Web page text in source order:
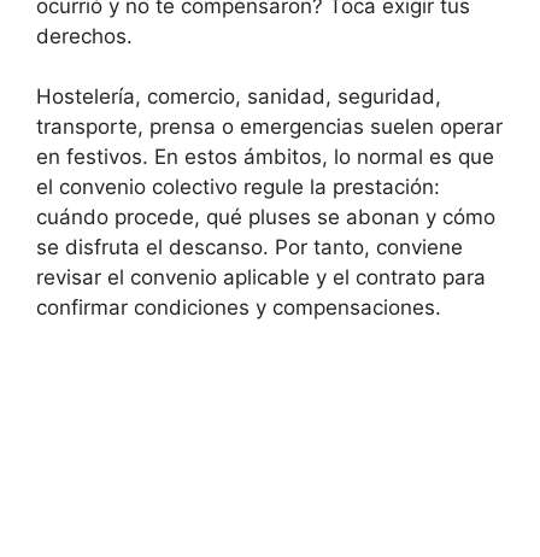
ocurrió y no te compensaron? Toca exigir tus
derechos.
Hostelería, comercio, sanidad, seguridad,
transporte, prensa o emergencias suelen operar
en festivos. En estos ámbitos, lo normal es que
el convenio colectivo regule la prestación:
cuándo procede, qué pluses se abonan y cómo
se disfruta el descanso. Por tanto, conviene
revisar el convenio aplicable y el contrato para
confirmar condiciones y compensaciones.